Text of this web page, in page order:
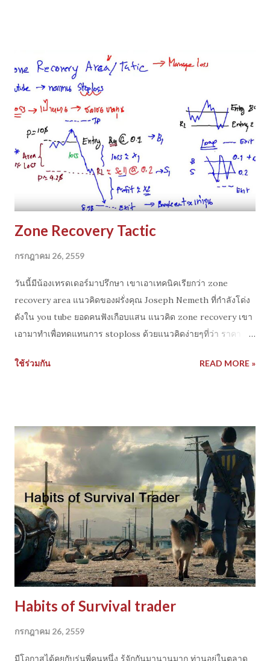
การทำงานที่สูงขึ้น หรือมีความเฉพาะเจาะจงขึ้น บทความเขียนถึง
งานที่จะมีให้มนุษย์ทำในปี 2035 จะเป็นงานด้าน การใช้ความคิด
การตัดสินใจ และงานด้านการปฏิสัมพันธ์กับคน(บริการและการต่อ
รอง) รวมถึงจะเกิดงานใหม่ๆ ที่มาพร้อมกับการเปลี่ยนแปลงของ
เทคโนโลยีคอมพิวเตอร์ , Big Data และการขยายตัวของ Internet
of Things สรุปคราวๆ ลองอ่านรายละเอียดเพิ่มเติม
https://www.weforum.org/agenda/2016/02/these-
scientists-have-predicted-which-jobs-will-be-human-
only-in-2035/?platform=hootsuite ...
Zone Recovery Tactic
กรกฎาคม 26, 2559
วันนี้มีน้องเทรดเดอร์มาปรึกษา เขาเอาเทคนิคเรียกว่า zone
recovery area แนวคิดของฝรั่งคุณ Joseph Nemeth ที่กำลังโด่ง
ดังใน you tube ยอดคนฟังเกือบแสน แนวคิด zone recovery เขา
เอามาทำเพื่อทดแทนการ stoploss ด้วยแนวคิดง่ายๆที่ว่า ราคา มัน
cover loss ซะจะได้ไม่ต้องขาดทุน ผมไม่ขอสรุปว่าใช้ได้หรือไม่
ไว้ก็ไม่เสียหลายครับ เพราะทุกวิธี ทุกแนวคิดบนโลกนี้มันมีข้อดีข้อ
เสียเสมอแหละ ใครที่สนใจเทคนิคนี้ลองเข้าไปชมได้จาก link ด้าน
ล่างครับ https://www.youtube.com/watch?v=DX34jq9q7OQ
ใช้ร่วมกัน READ MORE »
Habits of Survival trader
กรกฎาคม 26, 2559